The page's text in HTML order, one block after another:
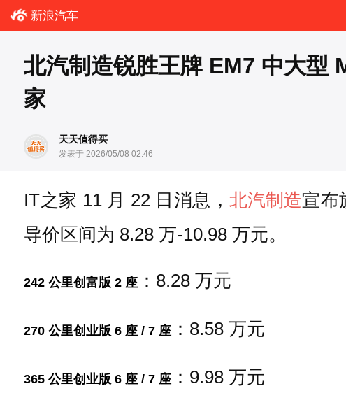
新浪汽车
北汽制造锐胜王牌 EM7 中大型
家
天天值得买
发表于 2026/05/08 02:46
IT之家 11 月 22 日消息， 北汽制造宣布
导价区间为 8.28 万-10.98 万元。
242 公里创富版 2 座 ：8.28 万元
270 公里创业版 6 座 / 7 座 ：8.58 万元
365 公里创业版 6 座 / 7 座 ：9.98 万元